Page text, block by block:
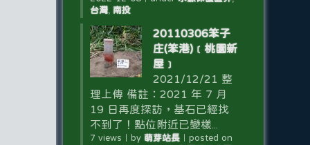
台灣, 南投
20110306笨子
庄(笨港)﹝桃園新
屋﹞
2021/12/21 整
理上傳 備註：2021 年 7 月
19 日再度探訪，基石已經找
不到了！點位附近已變樣...
7 views by 萌芽站長｜ posted on